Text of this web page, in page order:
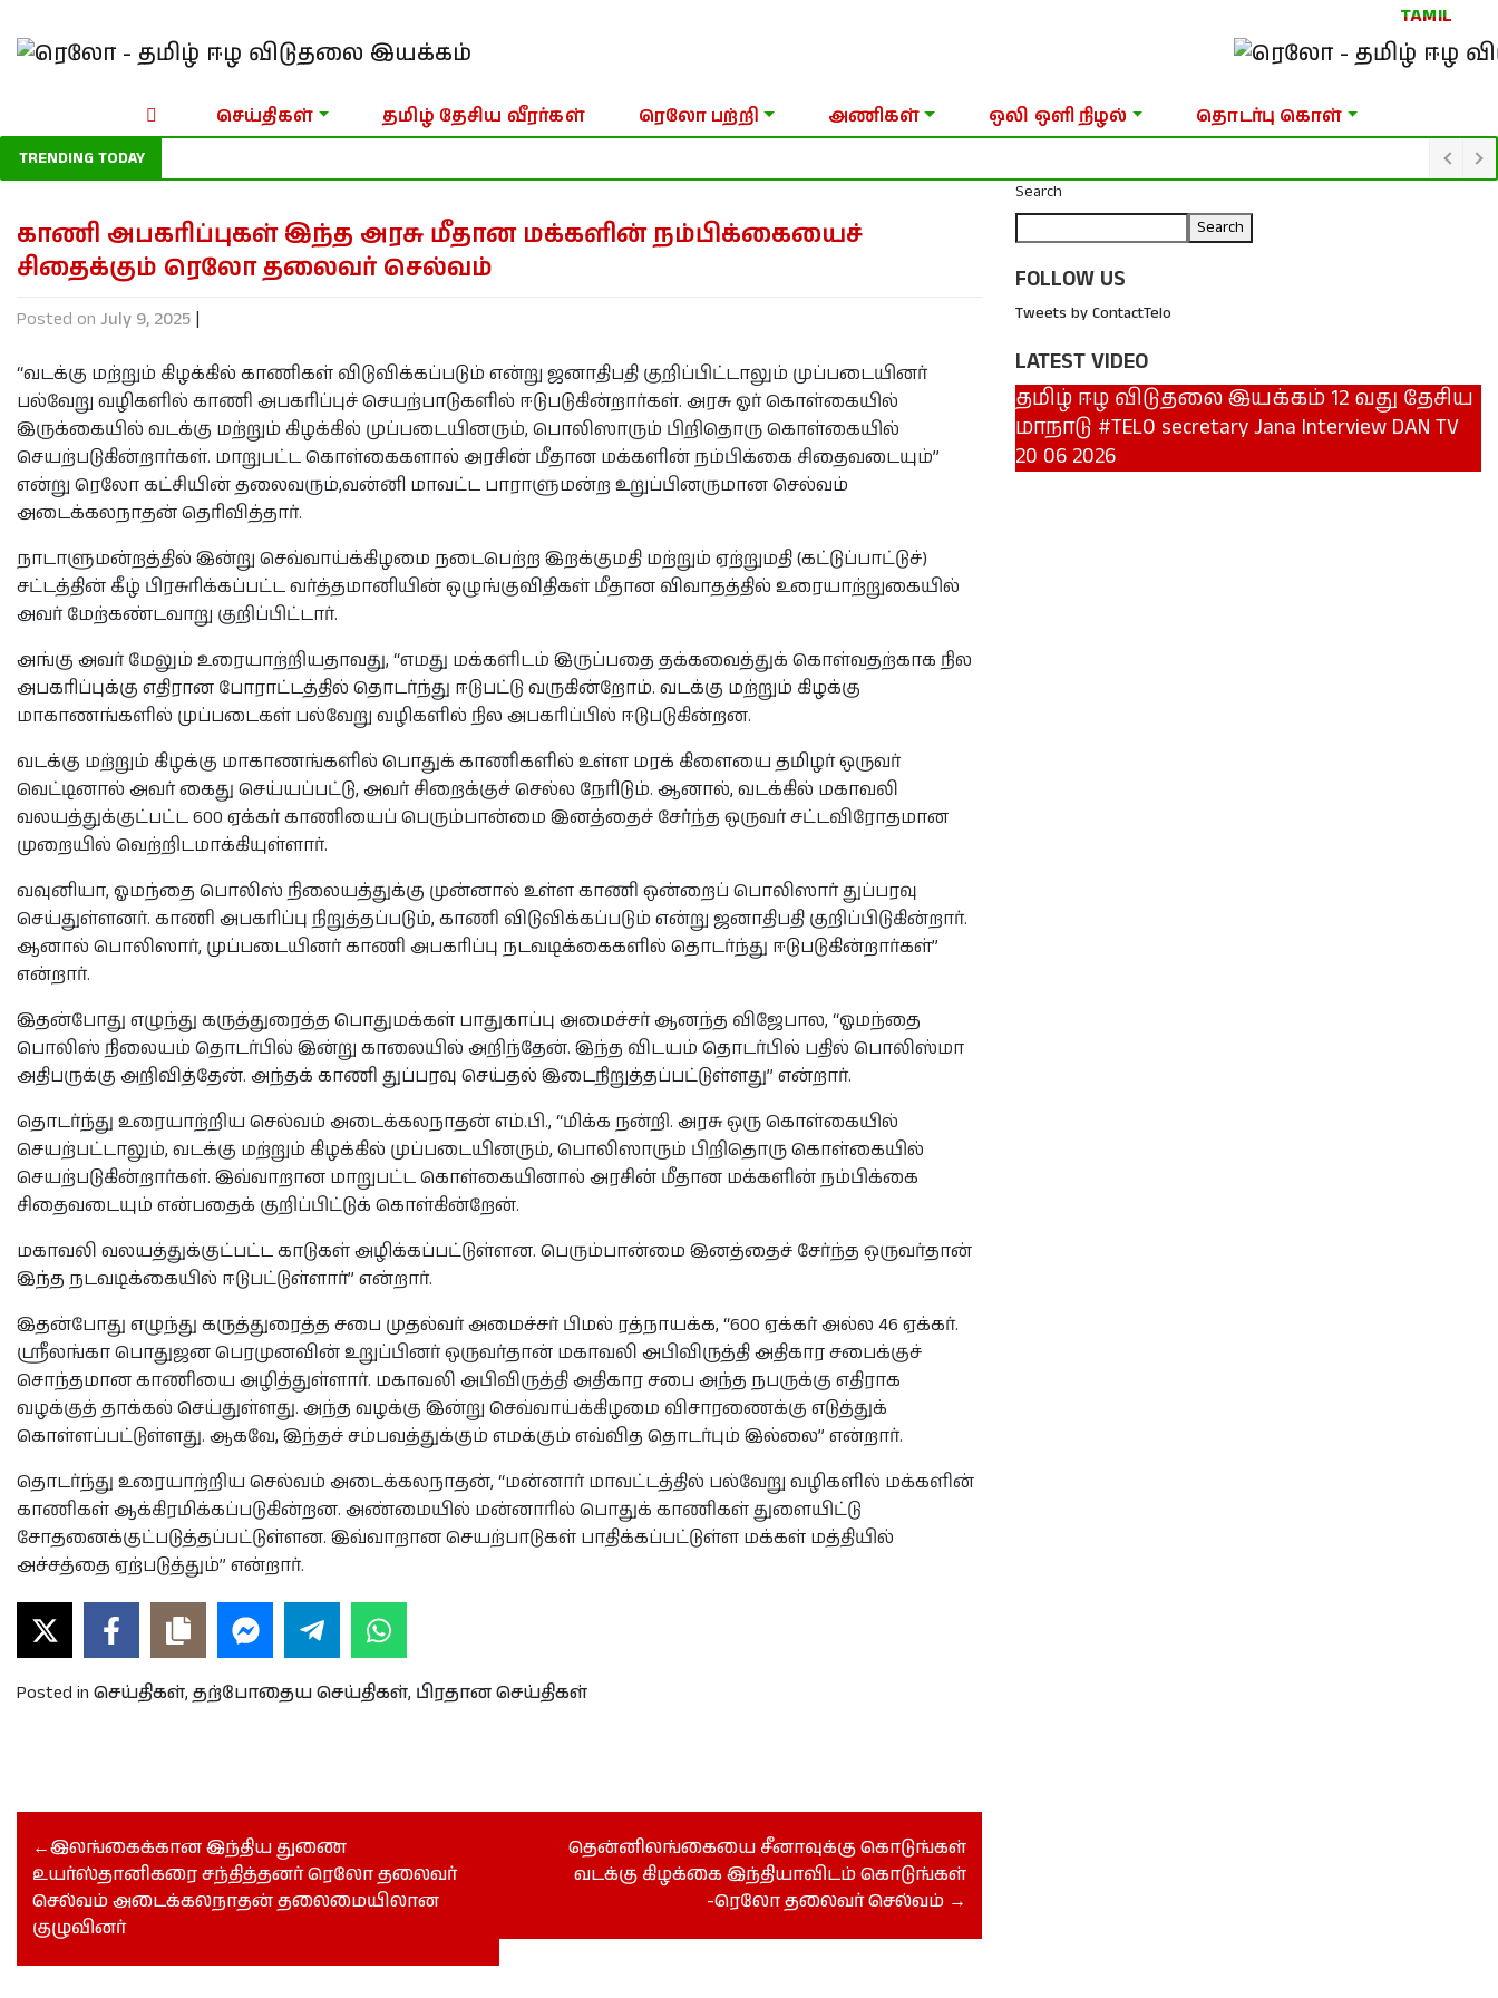
TAMIL
செய்திகள் தமிழ் தேசிய வீரர்கள் ரெலோ பற்றி அணிகள் ஒலி ஒளி நிழல் தொடர்பு கொள்
TRENDING TODAY
காணி அபகரிப்புகள் இந்த அரசு மீதான மக்களின் நம்பிக்கையைச்
சிதைக்கும் ரெலோ தலைவர் செல்வம்
Posted on July 9, 2025 |
“வடக்கு மற்றும் கிழக்கில் காணிகள் விடுவிக்கப்படும் என்று ஜனாதிபதி குறிப்பிட்டாலும் முப்படையினர்
பல்வேறு வழிகளில் காணி அபகரிப்புச் செயற்பாடுகளில் ஈடுபடுகின்றார்கள். அரசு ஓர் கொள்கையில்
இருக்கையில் வடக்கு மற்றும் கிழக்கில் முப்படையினரும், பொலிஸாரும் பிறிதொரு கொள்கையில்
செயற்படுகின்றார்கள். மாறுபட்ட கொள்கைகளால் அரசின் மீதான மக்களின் நம்பிக்கை சிதைவடையும்”
என்று ரெலோ கட்சியின் தலைவரும்,வன்னி மாவட்ட பாராளுமன்ற உறுப்பினருமான செல்வம்
அடைக்கலநாதன் தெரிவித்தார்.
நாடாளுமன்றத்தில் இன்று செவ்வாய்க்கிழமை நடைபெற்ற இறக்குமதி மற்றும் ஏற்றுமதி (கட்டுப்பாட்டுச்)
சட்டத்தின் கீழ் பிரசுரிக்கப்பட்ட வர்த்தமானியின் ஒழுங்குவிதிகள் மீதான விவாதத்தில் உரையாற்றுகையில்
அவர் மேற்கண்டவாறு குறிப்பிட்டார்.
அங்கு அவர் மேலும் உரையாற்றியதாவது, “எமது மக்களிடம் இருப்பதை தக்கவைத்துக் கொள்வதற்காக நில
அபகரிப்புக்கு எதிரான போராட்டத்தில் தொடர்ந்து ஈடுபட்டு வருகின்றோம். வடக்கு மற்றும் கிழக்கு
மாகாணங்களில் முப்படைகள் பல்வேறு வழிகளில் நில அபகரிப்பில் ஈடுபடுகின்றன.
வடக்கு மற்றும் கிழக்கு மாகாணங்களில் பொதுக் காணிகளில் உள்ள மரக் கிளையை தமிழர் ஒருவர்
வெட்டினால் அவர் கைது செய்யப்பட்டு, அவர் சிறைக்குச் செல்ல நேரிடும். ஆனால், வடக்கில் மகாவலி
வலயத்துக்குட்பட்ட 600 ஏக்கர் காணியைப் பெரும்பான்மை இனத்தைச் சேர்ந்த ஒருவர் சட்டவிரோதமான
முறையில் வெற்றிடமாக்கியுள்ளார்.
வவுனியா, ஓமந்தை பொலிஸ் நிலையத்துக்கு முன்னால் உள்ள காணி ஒன்றைப் பொலிஸார் துப்பரவு
செய்துள்ளனர். காணி அபகரிப்பு நிறுத்தப்படும், காணி விடுவிக்கப்படும் என்று ஜனாதிபதி குறிப்பிடுகின்றார்.
ஆனால் பொலிஸார், முப்படையினர் காணி அபகரிப்பு நடவடிக்கைகளில் தொடர்ந்து ஈடுபடுகின்றார்கள்”
என்றார்.
இதன்போது எழுந்து கருத்துரைத்த பொதுமக்கள் பாதுகாப்பு அமைச்சர் ஆனந்த விஜேபால, “ஓமந்தை
பொலிஸ் நிலையம் தொடர்பில் இன்று காலையில் அறிந்தேன். இந்த விடயம் தொடர்பில் பதில் பொலிஸ்மா
அதிபருக்கு அறிவித்தேன். அந்தக் காணி துப்பரவு செய்தல் இடைநிறுத்தப்பட்டுள்ளது” என்றார்.
தொடர்ந்து உரையாற்றிய செல்வம் அடைக்கலநாதன் எம்.பி., “மிக்க நன்றி. அரசு ஒரு கொள்கையில்
செயற்பட்டாலும், வடக்கு மற்றும் கிழக்கில் முப்படையினரும், பொலிஸாரும் பிறிதொரு கொள்கையில்
செயற்படுகின்றார்கள். இவ்வாறான மாறுபட்ட கொள்கையினால் அரசின் மீதான மக்களின் நம்பிக்கை
சிதைவடையும் என்பதைக் குறிப்பிட்டுக் கொள்கின்றேன்.
மகாவலி வலயத்துக்குட்பட்ட காடுகள் அழிக்கப்பட்டுள்ளன. பெரும்பான்மை இனத்தைச் சேர்ந்த ஒருவர்தான்
இந்த நடவடிக்கையில் ஈடுபட்டுள்ளார்” என்றார்.
இதன்போது எழுந்து கருத்துரைத்த சபை முதல்வர் அமைச்சர் பிமல் ரத்நாயக்க, “600 ஏக்கர் அல்ல 46 ஏக்கர்.
ஸ்ரீலங்கா பொதுஜன பெரமுனவின் உறுப்பினர் ஒருவர்தான் மகாவலி அபிவிருத்தி அதிகார சபைக்குச்
சொந்தமான காணியை அழித்துள்ளார். மகாவலி அபிவிருத்தி அதிகார சபை அந்த நபருக்கு எதிராக
வழக்குத் தாக்கல் செய்துள்ளது. அந்த வழக்கு இன்று செவ்வாய்க்கிழமை விசாரணைக்கு எடுத்துக்
கொள்ளப்பட்டுள்ளது. ஆகவே, இந்தச் சம்பவத்துக்கும் எமக்கும் எவ்வித தொடர்பும் இல்லை” என்றார்.
தொடர்ந்து உரையாற்றிய செல்வம் அடைக்கலநாதன், “மன்னார் மாவட்டத்தில் பல்வேறு வழிகளில் மக்களின்
காணிகள் ஆக்கிரமிக்கப்படுகின்றன. அண்மையில் மன்னாரில் பொதுக் காணிகள் துளையிட்டு
சோதனைக்குட்படுத்தப்பட்டுள்ளன. இவ்வாறான செயற்பாடுகள் பாதிக்கப்பட்டுள்ள மக்கள் மத்தியில்
அச்சத்தை ஏற்படுத்தும்” என்றார்.
Posted in செய்திகள், தற்போதைய செய்திகள், பிரதான செய்திகள்
இலங்கைக்கான இந்திய துணை
உயர்ஸ்தானிகரை சந்தித்தனர் ரெலோ தலைவர்
செல்வம் அடைக்கலநாதன் தலைமையிலான
குழுவினர்
தென்னிலங்கையை சீனாவுக்கு கொடுங்கள்
வடக்கு கிழக்கை இந்தியாவிடம் கொடுங்கள்
-ரெலோ தலைவர் செல்வம்
Search
Search
FOLLOW US
Tweets by ContactTelo
LATEST VIDEO
தமிழ் ஈழ விடுதலை இயக்கம் 12 வது தேசிய
மாநாடு #TELO secretary Jana Interview DAN TV
20 06 2026